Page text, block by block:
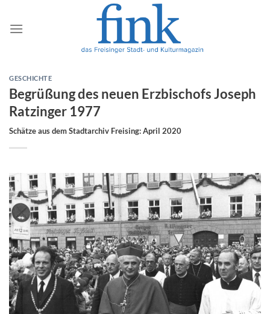
Inhalt
springen
GESCHICHTE
Begrüßung des neuen Erzbischofs Joseph
Ratzinger 1977
Schätze aus dem Stadtarchiv Freising: April 2020